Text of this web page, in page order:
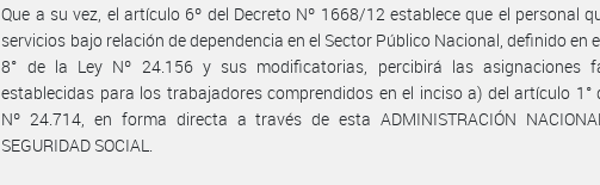
Que a su vez, el artículo 6º del Decreto Nº 1668/12 establece que el personal
servicios bajo relación de dependencia en el Sector Público Nacional, definido en
8° de la Ley Nº 24.156 y sus modificatorias, percibirá las asignaciones
establecidas para los trabajadores comprendidos en el inciso a) del artículo 1°
Nº 24.714, en forma directa a través de esta ADMINISTRACIÓN
SEGURIDAD SOCIAL.